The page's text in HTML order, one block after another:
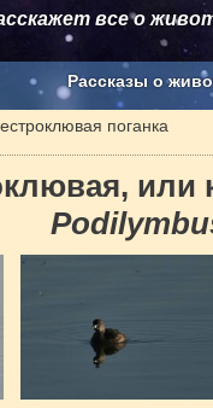
все о
Рассказы о
О проекте
поганка
или